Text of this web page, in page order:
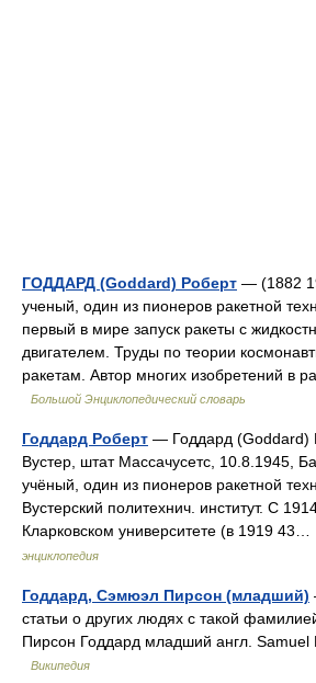
ГОДДАРД (Goddard) Роберт — (1882
ученый, один из пионеров ракетной
первый в мире запуск ракеты с
двигателем. Труды по теории
ракетам. Автор многих изобретений в
Большой Энциклопедический словарь
Годдард Роберт — Годдард (Goddard)
Вустер, штат Массачусетс, 10.8.1945,
учёный, один из пионеров ракетной
Вустерский политехнич. институт. С
Кларковском университете (в 1919
энциклопедия
Годдард, Сэмюэл Пирсон (младший)
статьи о других людях с такой
Пирсон Годдард младший англ. Samuel
Википедия